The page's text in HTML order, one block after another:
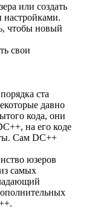
или создать
настройками.
чтобы новый
свои
ста
давно
кода, они
на его коде
Сам DC++
юзеров
самых